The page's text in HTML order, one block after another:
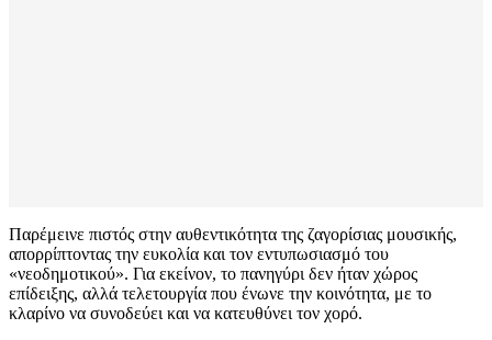
Παρέμεινε πιστός στην αυθεντικότητα της ζαγορίσιας μουσικής,
απορρίπτοντας την ευκολία και τον εντυπωσιασμό του
«νεοδημοτικού». Για εκείνον, το πανηγύρι δεν ήταν χώρος
επίδειξης, αλλά τελετουργία που ένωνε την κοινότητα, με το
κλαρίνο να συνοδεύει και να κατευθύνει τον χορό.